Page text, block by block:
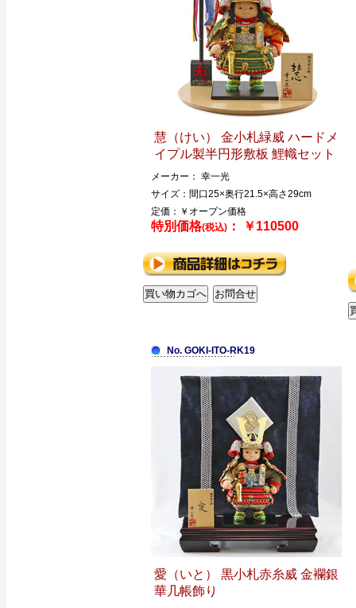
慧（けい） 金小札緑威 ハードメ
イプル製半円形敷板 鯉幟セット
メーカー： 幸一光
サイズ：間口25×奥行21.5×高さ29cm
定価：￥オープン価格
特別価格(税込)： ￥110500
No. GOKI-ITO-RK19
愛（いと） 黒小札赤糸威 金襴銀
華几帳飾り